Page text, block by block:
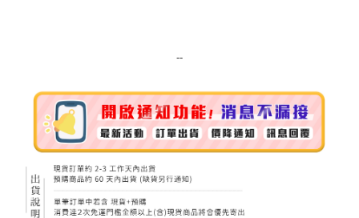
全家取貨付款
每筆NT$80，滿NT$999(含以上)免運費
每筆NT$80，滿NT$999(含以上)免運費
7-11取貨付款
--